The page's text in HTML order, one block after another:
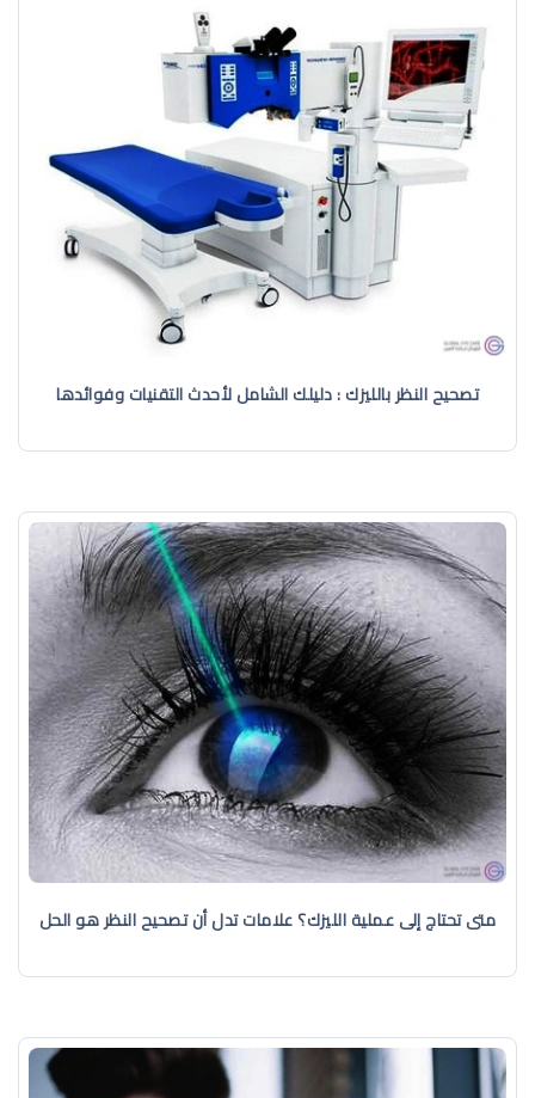
تصحيح النظر بالليزك : دليلك الشامل لأحدث التقنيات وفوائدها
متى تحتاج إلى عملية الليزك؟ علامات تدل أن تصحيح النظر هو الحل